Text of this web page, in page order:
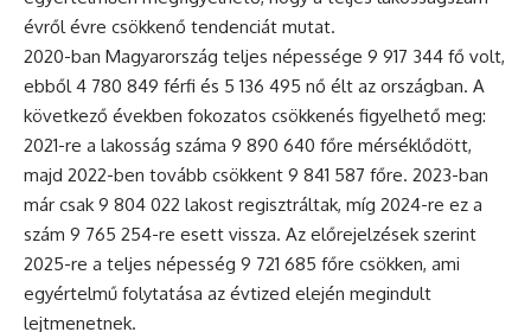
évről évre csökkenő tendenciát mutat.
2020-ban Magyarország teljes népessége 9 917 344 fő volt,
ebből 4 780 849 férfi és 5 136 495 nő élt az országban. A
következő években fokozatos csökkenés figyelhető meg:
2021-re a lakosság száma 9 890 640 főre mérséklődött,
majd 2022-ben tovább csökkent 9 841 587 főre. 2023-ban
már csak 9 804 022 lakost regisztráltak, míg 2024-re ez a
szám 9 765 254-re esett vissza. Az előrejelzések szerint
2025-re a teljes népesség 9 721 685 főre csökken, ami
egyértelmű folytatása az évtized elején megindult
lejtmenetnek.